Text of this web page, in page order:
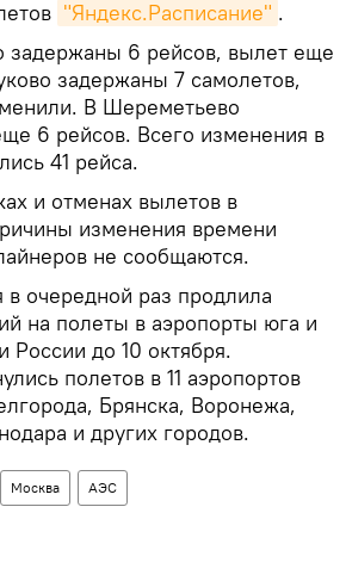
"Яндекс.Расписание" .
задержаны 6 рейсов, вылет еще
задержаны 7 самолетов,
В Шереметьево
6 рейсов. Всего изменения в
41 рейса.
и отменах вылетов в
изменения времени
не сообщаются.
в очередной раз продлила
на полеты в аэропорты юга и
России до 10 октября.
полетов в 11 аэропортов
Брянска, Воронежа,
и других городов.
Москва АЭС